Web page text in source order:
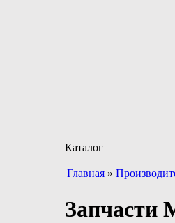
Каталог
Главная »
Запчасти